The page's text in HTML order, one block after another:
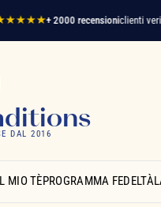
+ 2000 recensioniclienti verificati
DAL 2016
MIO TÈPROGRAMMA FEDELTÀ